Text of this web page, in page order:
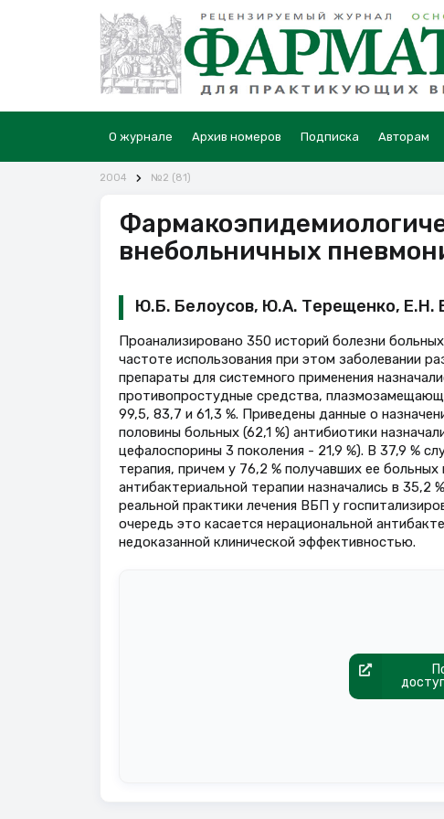
О журнале Архив номеров Подписка Авторам
2004 №2 (81)
внебольничных
Ю.Б. Белоусов, Ю.А. Терещенко, Е.Н.
Проанализировано 350 историй болезни
частоте использования при этом заболевании
препараты для системного применения
противопростудные средства,
99,5, 83,7 и 61,3 %. Приведены данные о
половины больных (62,1 %) антибиотики
цефалоспорины 3 поколения - 21,9 %). В 37,9 %
терапия, причем у 76,2 % получавших ее
антибактериальной терапии назначались в 35,2
реальной практики лечения ВБП у
очередь это касается нерациональной
недоказанной клинической эффективностью.